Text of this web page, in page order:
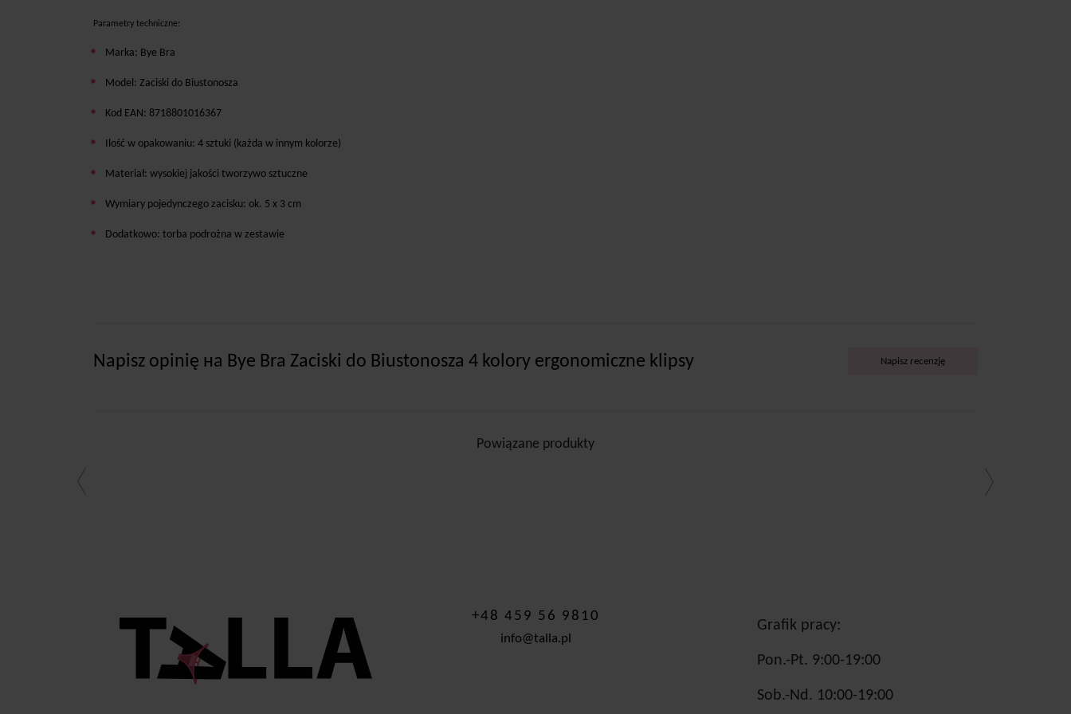
Parametry techniczne:
Marka: Bye Bra
Model: Zaciski do Biustonosza
Kod EAN: 8718801016367
Ilość w opakowaniu: 4 sztuki (każda w innym kolorze)
Materiał: wysokiej jakości tworzywo sztuczne
Wymiary pojedynczego zacisku: ok. 5 x 3 cm
Dodatkowo: torba podrożna w zestawie
Napisz opinię на Bye Bra Zaciski do Biustonosza 4 kolory ergonomiczne klipsy Napisz recenzję
Powiązane produkty
+48 459 56 9810
info@talla.pl
Grafik pracy:
Pon.-Pt. 9:00-19:00
Sob.-Nd. 10:00-19:00